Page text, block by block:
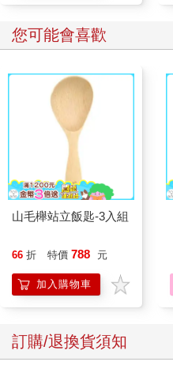
您可能會喜歡
山毛櫸站立飯匙-3入組
66 折 特價 788 元
加入購物車
訂購/退換貨須知